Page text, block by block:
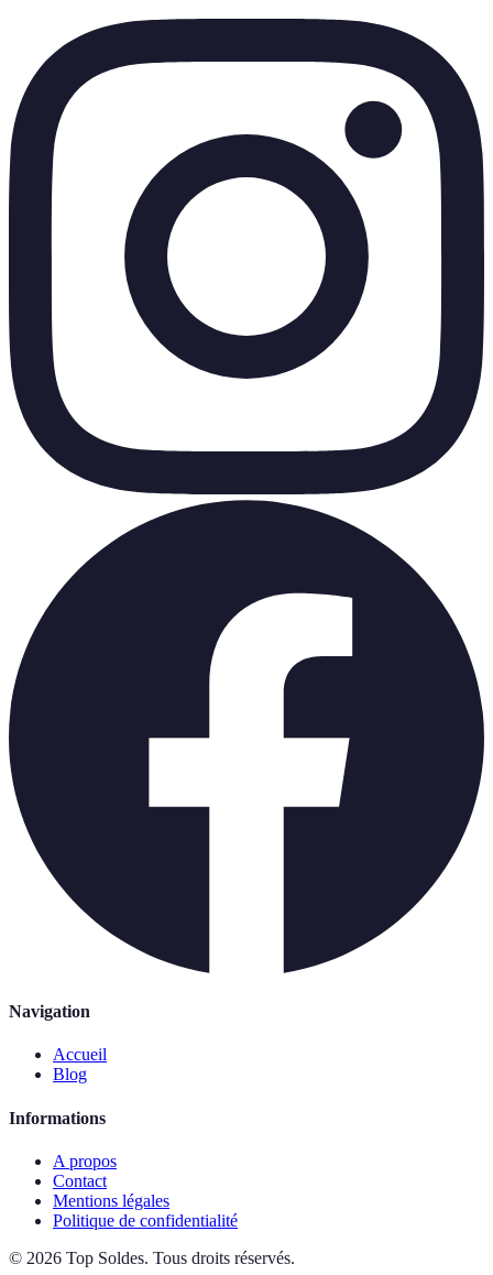
Navigation
Accueil
Blog
Informations
A propos
Contact
Mentions légales
Politique de confidentialité
© 2026 Top Soldes. Tous droits réservés.